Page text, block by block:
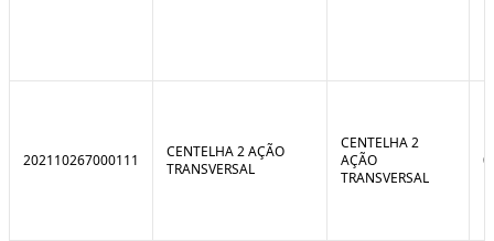
202110267000111
CENTELHA 2 AÇÃO
TRANSVERSAL
CENTELHA 2
AÇÃO
TRANSVERSAL